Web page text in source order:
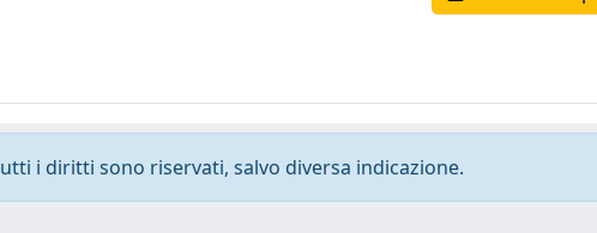
i diritti sono riservati, salvo diversa indicazione.